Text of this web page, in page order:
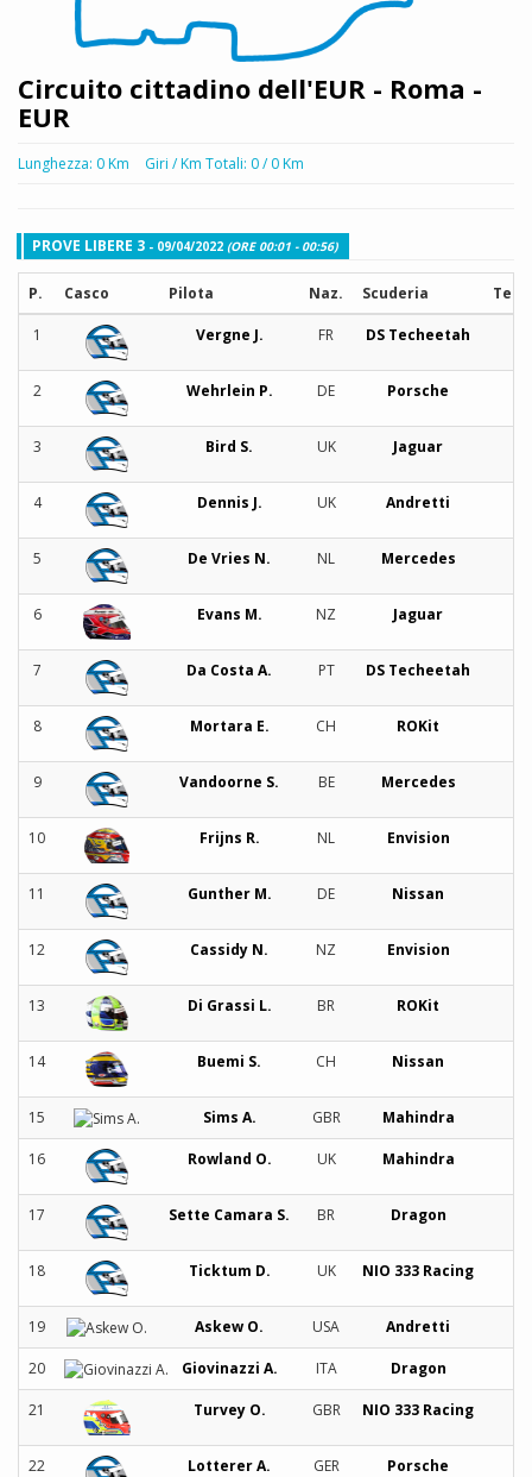
Circuito cittadino dell'EUR - Roma -
EUR
Lunghezza: 0 Km Giri / Km Totali: 0 / 0 Km
PROVE LIBERE 3 - 09/04/2022 (ORE 00:01 - 00:56)
P. Casco Pilota Naz. Scuderia
1 Vergne J. FR DS Techeetah
2 Wehrlein P. DE Porsche
3 Bird S. UK Jaguar
4 Dennis J. UK Andretti
5 De Vries N. NL Mercedes
6 Evans M. NZ Jaguar
7 Da Costa A. PT DS Techeetah
8 Mortara E. CH ROKit
9 Vandoorne S. BE Mercedes
10 Frijns R. NL Envision
11 Gunther M. DE Nissan
12 Cassidy N. NZ Envision
13 Di Grassi L. BR ROKit
14 Buemi S. CH Nissan
15 Sims A. GBR Mahindra
16 Rowland O. UK Mahindra
17 Sette Camara S. BR Dragon
18 Ticktum D. UK NIO 333 Racing
19 Askew O. USA Andretti
20 Giovinazzi A. ITA Dragon
21 Turvey O. GBR NIO 333 Racing
22 Lotterer A. GER Porsche